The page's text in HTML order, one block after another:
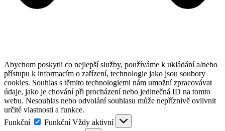
Abychom poskytli co nejlepší služby, používáme k ukládání a/nebo
přístupu k informacím o zařízení, technologie jako jsou soubory
cookies. Souhlas s těmito technologiemi nám umožní zpracovávat
údaje, jako je chování při procházení nebo jedinečná ID na tomto
webu. Nesouhlas nebo odvolání souhlasu může nepříznivě ovlivnit
určité vlastnosti a funkce.
Funkční
Funkční Vždy aktivní